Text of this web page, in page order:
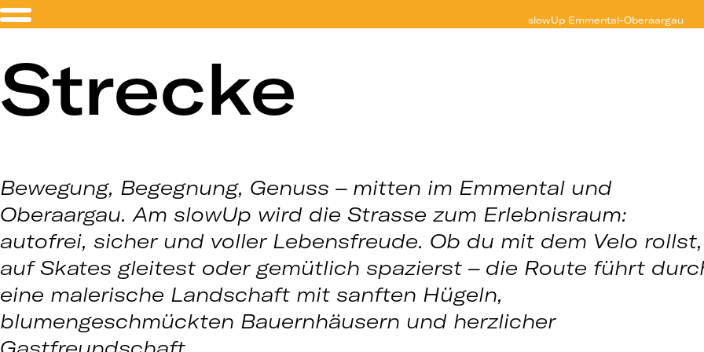
slowUp Emmental-Oberaargau
Strecke
Bewegung, Begegnung, Genuss – mitten im Emmental und
Oberaargau. Am slowUp wird die Strasse zum Erlebnisraum:
autofrei, sicher und voller Lebensfreude. Ob du mit dem Velo rollst,
auf Skates gleitest oder gemütlich spazierst – die Route führt
eine malerische Landschaft mit sanften Hügeln,
blumengeschmückten Bauernhäusern und herzlicher